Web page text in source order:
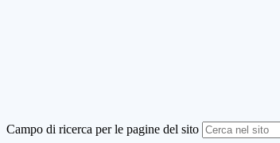
Campo di ricerca per le pagine del sito